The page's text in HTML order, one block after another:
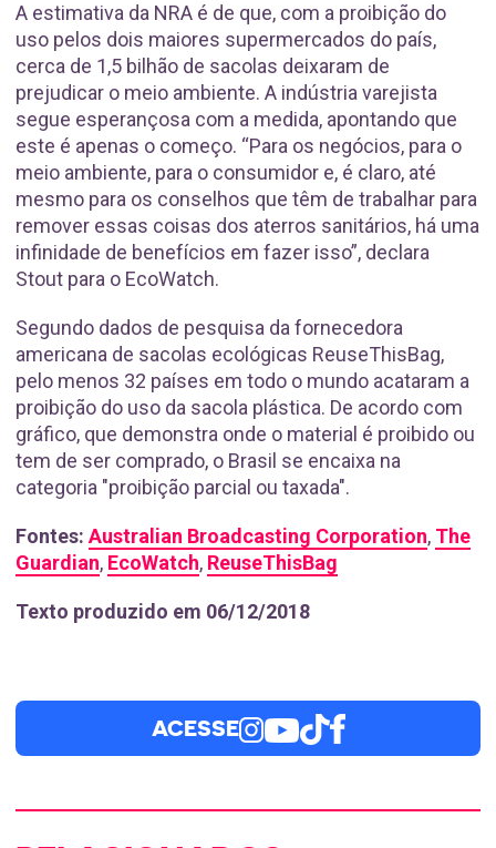
A estimativa da NRA é de que, com a proibição do
uso pelos dois maiores supermercados do país,
cerca de 1,5 bilhão de sacolas deixaram de
prejudicar o meio ambiente. A indústria varejista
segue esperançosa com a medida, apontando que
este é apenas o começo. “Para os negócios, para o
meio ambiente, para o consumidor e, é claro, até
mesmo para os conselhos que têm de trabalhar para
remover essas coisas dos aterros sanitários, há uma
infinidade de benefícios em fazer isso”, declara
Stout para o EcoWatch.
Segundo dados de pesquisa da fornecedora
americana de sacolas ecológicas ReuseThisBag,
pelo menos 32 países em todo o mundo acataram a
proibição do uso da sacola plástica. De acordo com
gráfico, que demonstra onde o material é proibido ou
tem de ser comprado, o Brasil se encaixa na
categoria "proibição parcial ou taxada".
Fontes:Australian Broadcasting Corporation, The
Guardian, EcoWatch, ReuseThisBag
Texto produzido em 06/12/2018
ACESSE